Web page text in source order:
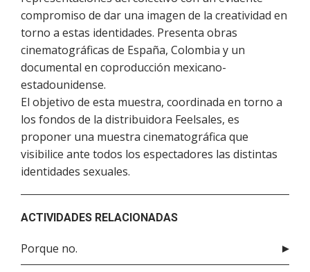
compromiso de dar una imagen de la creatividad en
torno a estas identidades. Presenta obras
cinematográficas de España, Colombia y un
documental en coproducción mexicano-
estadounidense.
El objetivo de esta muestra, coordinada en torno a
los fondos de la distribuidora Feelsales, es
proponer una muestra cinematográfica que
visibilice ante todos los espectadores las distintas
identidades sexuales.
ACTIVIDADES RELACIONADAS
Porque no.